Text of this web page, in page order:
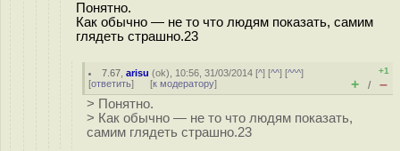
Понятно.
Как обычно — не то что людям показать, самим
глядеть страшно.23
7.67 ,arisu (ok), 10:56, 31/03/2014 [^] [^^] [^^^]
[ответить] [к модератору]
+1
+ / –
> Понятно.
> Как обычно — не то что людям показать,
самим глядеть страшно.23